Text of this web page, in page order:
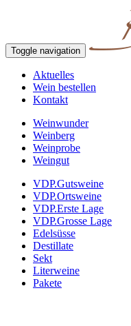
Toggle navigation
Aktuelles
Wein bestellen
Kontakt
Weinwunder
Weinberg
Weinprobe
Weingut
VDP.Gutsweine
VDP.Ortsweine
VDP.Erste Lage
VDP.Grosse Lage
Edelsüsse
Destillate
Sekt
Literweine
Pakete